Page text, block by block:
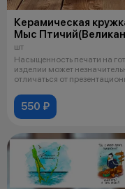
Керамическая
Мыс
Маяк Анива.
Мыс Евстафия 008
шт
Насыщенность печати на
изделии может
отличаться от
550 ₽